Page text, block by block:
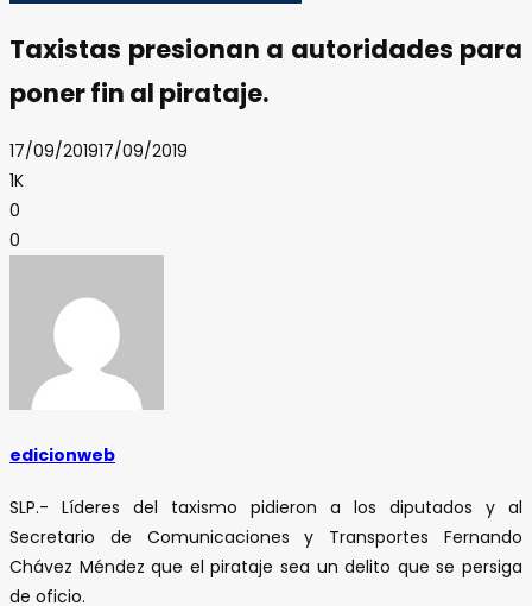
Taxistas presionan a autoridades para
poner fin al pirataje.
17/09/201917/09/2019
1K
0
0
edicionweb
SLP.- Líderes del taxismo pidieron a los diputados y al
Secretario de Comunicaciones y Transportes Fernando
Chávez Méndez que el pirataje sea un delito que se persiga
de oficio.